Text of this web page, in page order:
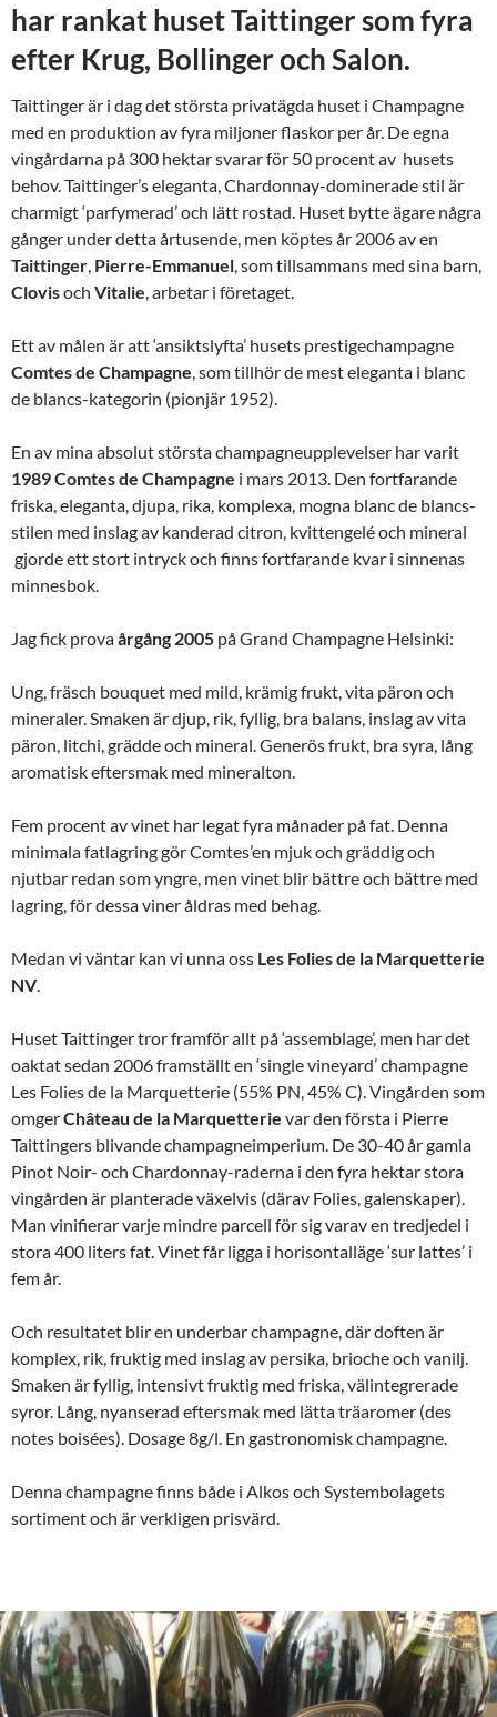
har rankat huset Taittinger som fyra
efter Krug, Bollinger och Salon.
Taittinger är i dag det största privatägda huset i Champagne
med en produktion av fyra miljoner flaskor per år. De egna
vingårdarna på 300 hektar svarar för 50 procent av husets
behov. Taittinger’s eleganta, Chardonnay-dominerade stil är
charmigt ‘parfymerad’ och lätt rostad. Huset bytte ägare några
gånger under detta årtusende, men köptes år 2006 av en
Taittinger Pierre-Emmanuel , som tillsammans med sina barn,
Clovisoch Vitalie , arbetar i företaget.
Ett av målen är att ‘ansiktslyfta’ husets prestigechampagne
Comtesde Champagne , som tillhör de mest eleganta i blanc
de blancs-kategorin (pionjär 1952).
En av mina absolut största champagneupplevelser har varit
1989Comtesde Champagne i mars 2013. Den fortfarande
friska, eleganta, djupa, rika, komplexa, mogna blanc de blancs-
stilen med inslag av kanderad citron, kvittengelé och mineral
gjorde ett stort intryck och finns fortfarande kvar i sinnenas
minnesbok.
Jag fick provaårgång 2005 på Grand Champagne Helsinki:
Ung, fräsch bouquet med mild, krämig frukt, vita päron och
mineraler. Smaken är djup, rik, fyllig, bra balans, inslag av vita
päron, litchi, grädde och mineral. Generös frukt, bra syra, lång
aromatisk eftersmak med mineralton.
Fem procent av vinet har legat fyra månader på fat. Denna
minimala fatlagring gör Comtes’en mjuk och gräddig och
njutbar redan som yngre, men vinet blir bättre och bättre med
lagring, för dessa viner åldras med behag.
Medan vi väntar kan vi unna oss Les Foliesde la Marquetterie
NV.
Huset Taittinger tror framför allt på ‘assemblage’, men har det
oaktat sedan 2006 framställt en ‘single vineyard’ champagne
Les Folies de la Marquetterie (55% PN, 45% C). Vingården som
omgerChâteau de la Marquetterie var den första i Pierre
Taittingers blivande champagneimperium. De 30-40 år gamla
Pinot Noir- och Chardonnay-raderna i den fyra hektar stora
vingården är planterade växelvis (därav Folies, galenskaper).
Man vinifierar varje mindre parcell för sig varav en tredjedel i
stora 400 liters fat. Vinet får ligga i horisontalläge ‘sur lattes’ i
fem år.
Och resultatet blir en underbar champagne, där doften är
komplex, rik, fruktig med inslag av persika, brioche och vanilj.
Smaken är fyllig, intensivt fruktig med friska, välintegrerade
syror. Lång, nyanserad eftersmak med lätta träaromer (des
notes boisées). Dosage 8g/l. En gastronomisk champagne.
Denna champagne finns både i Alkos och Systembolagets
sortiment och är verkligen prisvärd.